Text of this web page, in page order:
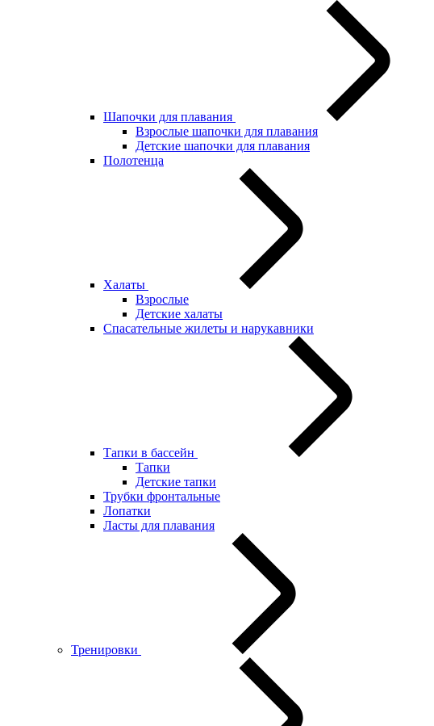
Шапочки для плавания
Взрослые шапочки для плавания
Детские шапочки для плавания
Полотенца
Халаты
Взрослые
Детские халаты
Спасательные жилеты и нарукавники
Тапки в бассейн
Тапки
Детские тапки
Трубки фронтальные
Лопатки
Ласты для плавания
Тренировки